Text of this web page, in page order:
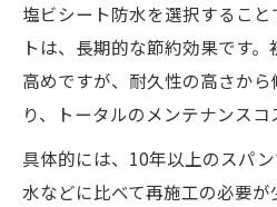
塩ビシート防水を選択するこ
トは、長期的な節約効果です
高めですが、耐久性の高さか
り、トータルのメンテナンスコ
具体的には、10年以上のスパ
水などに比べて再施工の必要